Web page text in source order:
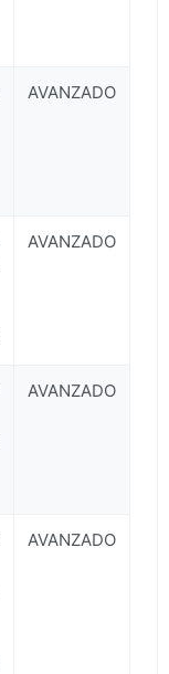
AVANZADO
AVANZADO
AVANZADO
AVANZADO